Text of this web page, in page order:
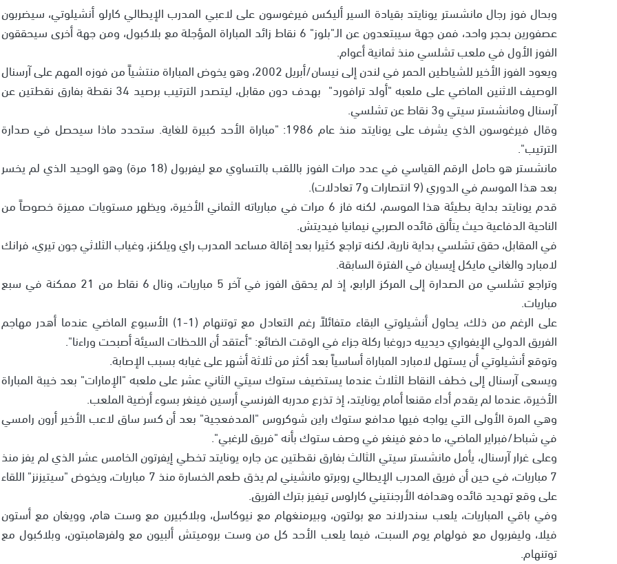
وبحال فوز رجال مانشستر يونايتد بقيادة السير أليكس فيرغوسون على لاعبي المدرب الإيطالي كارلو أنشيلوتي، سيضربون
عصفورين بحجر واحد، فمن جهة سيبتعدون عن الـ"بلوز" 6 نقاط زائد المباراة المؤجلة مع بلاكبول، ومن جهة أخرى سيحققون
الفوز الأول في ملعب تشلسي منذ ثمانية أعوام.
ويعود الفوز الأخير للشياطين الحمر في لندن إلى نيسان/أبريل 2002، وهو يخوض المباراة منتشياً من فوزه المهم على آرسنال
الوصيف الاثنين الماضي على ملعبه "أولد ترافورد" بهدف دون مقابل، ليتصدر الترتيب برصيد 34 نقطة بفارق نقطتين عن
آرسنال ومانشستر سيتي و3 نقاط عن تشلسي.
وقال فيرغوسون الذي يشرف على يونايتد منذ عام 1986: "مباراة الأحد كبيرة للغاية. ستحدد ماذا سيحصل في صدارة
الترتيب".
مانشستر هو حامل الرقم القياسي في عدد مرات الفوز باللقب بالتساوي مع ليفربول (18 مرة) وهو الوحيد الذي لم يخسر
بعد هذا الموسم في الدوري (9 انتصارات و7 تعادلات).
قدم يونايتد بداية بطيئة هذا الموسم، لكنه فاز 6 مرات في مبارياته الثماني الأخيرة، ويظهر مستويات مميزة خصوصاً من
الناحية الدفاعية حيث يتألق قائده الصربي نيمانيا فيديتش.
في المقابل، حقق تشلسي بداية نارية، لكنه تراجع كثيرا بعد إقالة مساعد المدرب راي ويلكنز، وغياب الثلاثي جون تيري، فرانك
لامبارد والغاني مايكل إيسيان في الفترة السابقة.
وتراجع تشلسي من الصدارة إلى المركز الرابع، إذ لم يحقق الفوز في آخر 5 مباريات، ونال 6 نقاط من 21 ممكنة في سبع
مباريات.
على الرغم من ذلك، يحاول أنشيلوتي البقاء متفائلاً رغم التعادل مع توتنهام (1-1) الأسبوع الماضي عندما أهدر مهاجم
الفريق الدولي الإيفواري ديدييه دروغبا ركلة جزاء في الوقت الضائع: "أعتقد أن اللحظات السيئة أصبحت وراءنا".
وتوقع أنشيلوتي أن يستهل لامبارد المباراة أساسياً بعد أكثر من ثلاثة أشهر على غيابه بسبب الإصابة.
ويسعى آرسنال إلى خطف النقاط الثلاث عندما يستضيف ستوك سيتي الثاني عشر على ملعبه "الإمارات" بعد خيبة المباراة
الأخيرة، عندما لم يقدم أداء مقنعا أمام يونايتد، إذ تذرع مدربه الفرنسي أرسين فينغر بسوء أرضية الملعب.
وهي المرة الأولى التي يواجه فيها مدافع ستوك راين شوكروس "المدفعجية" بعد أن كسر ساق لاعب الأخير أرون رامسي
في شباط/فبراير الماضي، ما دفع فينغر في وصف ستوك بأنه "فريق للرغبي".
وعلى غرار آرسنال، يأمل مانشستر سيتي الثالث بفارق نقطتين عن جاره يونايتد تخطي إيفرتون الخامس عشر الذي لم يفز منذ
7 مباريات، في حين أن فريق المدرب الإيطالي روبرتو مانشيني لم يذق طعم الخسارة منذ 7 مباريات، ويخوض "سيتيزنز" اللقاء
على وقع تهديد قائده وهدافه الأرجنتيني كارلوس تيفيز بترك الفريق.
وفي باقي المباريات، يلعب سندرلاند مع بولتون، وبيرمنغهام مع نيوكاسل، وبلاكبيرن مع وست هام، وويغان مع أستون
فيلا، وليفربول مع فولهام يوم السبت، فيما يلعب الأحد كل من وست بروميتش ألبيون مع ولفرهامبتون، وبلاكبول مع
توتنهام.